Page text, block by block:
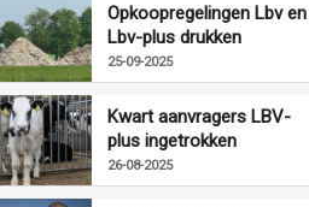
Opkoopregelingen Lbv en
Lbv-plus drukken
mestproductie fors
25-09-2025
Kwart aanvragers LBV-
plus ingetrokken
26-08-2025